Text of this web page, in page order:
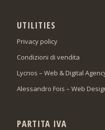
UTILITIES
Privacy policy
Condizioni di vendita
Lycnos – Web & Digital
Alessandro Fois – Web
PARTITA IVA